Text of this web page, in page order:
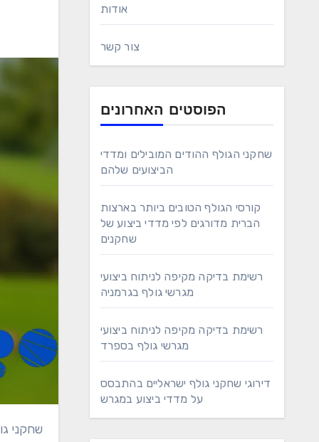
שחקני גולף הודים הפכו למתחרים משמעותיים בזירה הגלובלית, מציגים את כישוריהם ומסירותם דרך הופעות מרשימות בטורנירים שונים.
אודות
צור קשר
הפוסטים האחרונים
שחקני הגולף ההודים המובילים ומדדי
הביצועים שלהם
קורסי הגולף הטובים ביותר בארצות
הברית מדורגים לפי מדדי ביצוע של
שחקנים
רשימת בדיקה מקיפה לניתוח ביצועי
מגרשי גולף בגרמניה
רשימת בדיקה מקיפה לניתוח ביצועי
מגרשי גולף בספרד
דירוגי שחקני גולף ישראליים בהתבסס
על מדדי ביצוע במגרש